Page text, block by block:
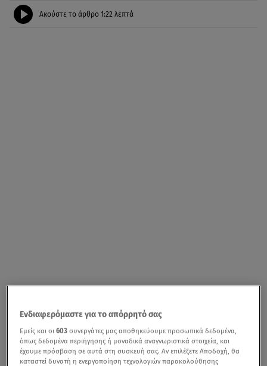
Ακούστε το άρθρο 1:22 λεπτά
Ενδιαφερόμαστε για το απόρρητό σας
Εμείς και οι603 συνεργάτες μας αποθηκεύουμε προσωπικά δεδομένα,
όπως δεδομένα περιήγησης ή μοναδικά αναγνωριστικά στοιχεία, και
έχουμε πρόσβαση σε αυτά στη συσκευή σας. Αν επιλέξετε Αποδοχή, θα
καταστεί δυνατή η ενεργοποίηση τεχνολογιών παρακολούθησης